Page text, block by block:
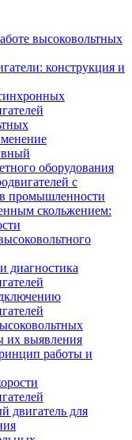
высоковольтных
конструкция и
оборудования
с
промышленности
скольжением:
диагностика
их выявления
работы и
двигатель для